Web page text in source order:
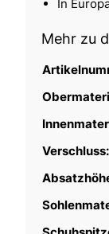
In
Mehr zu
Verschluss: